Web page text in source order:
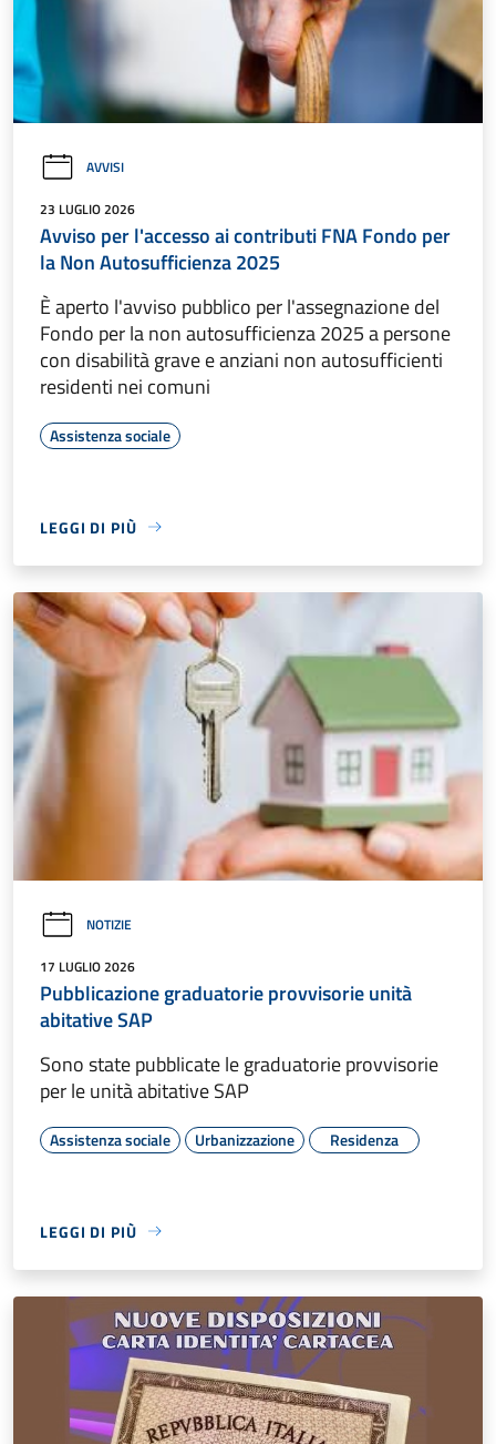
AVVISI
23 LUGLIO 2026
Avviso per l'accesso ai contributi FNA Fondo per
la Non Autosufficienza 2025
È aperto l'avviso pubblico per l'assegnazione del
Fondo per la non autosufficienza 2025 a persone
con disabilità grave e anziani non autosufficienti
residenti nei comuni
Assistenza sociale
LEGGI DI PIÙ
NOTIZIE
17 LUGLIO 2026
Pubblicazione graduatorie provvisorie unità
abitative SAP
Sono state pubblicate le graduatorie provvisorie
per le unità abitative SAP
Assistenza sociale Urbanizzazione Residenza
LEGGI DI PIÙ